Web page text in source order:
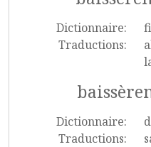
Dictionnaire:
Traductions:
Dictionnaire:
Traductions: